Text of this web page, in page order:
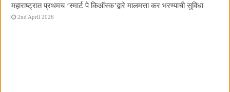
महाराष्ट्रात प्रथमच ‌‘स्मार्ट पे किऑस्क‌’द्वारे मालमत्ता कर भरण्याची सुविधा
2nd April 2026